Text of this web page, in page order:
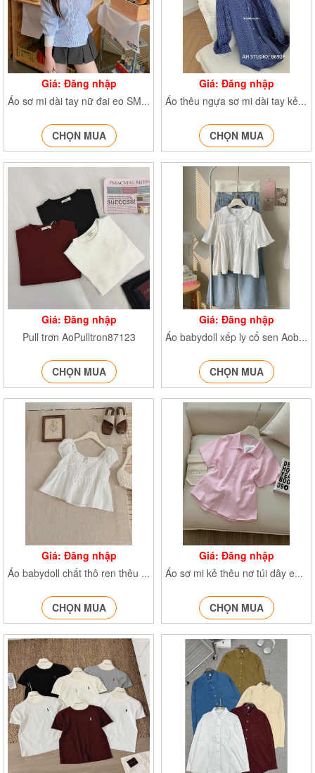
Giá: Đăng nhập
Áo sơ mi dài tay nữ đai eo SMdaitay379
CHỌN MUA
Giá: Đăng nhập
Áo thêu ngựa sơ mi dài tay kẻ caro SMthengua363
CHỌN MUA
Giá: Đăng nhập
Pull trơn AoPulltron87123
CHỌN MUA
Giá: Đăng nhập
Áo babydoll xếp ly cổ sen Aobabbydoll259
CHỌN MUA
Giá: Đăng nhập
Áo babydoll chất thô ren thêu hoa Aocrttaybong258
CHỌN MUA
Giá: Đăng nhập
Áo sơ mi kẻ thêu nơ túi dây eo SMA65
CHỌN MUA